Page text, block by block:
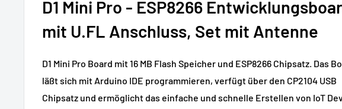
D1 Mini Pro - ESP8266
mit U.FL Anschluss, Set mit Antenne
D1 Mini Pro Board mit 16 MB Flash Speicher und ESP8266 Chipsatz. Das
läßt sich mit Arduino IDE programmieren, verfügt über den CP2104 USB
Chipsatz und ermöglicht das einfache und schnelle Erstellen von IoT